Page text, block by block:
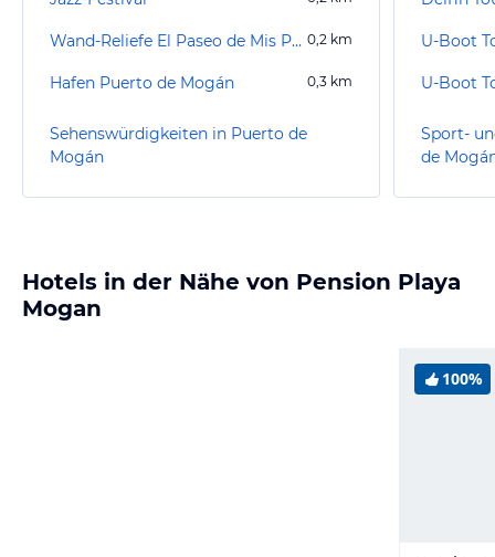
Wand-Reliefe El Paseo de Mis Padres 0,2 km
Hafen Puerto de Mogán 0,3 km
Sehenswürdigkeiten in Puerto de
Mogán
Sport-
de
Hotels in der Nähe von Pension Playa
Mogan
100%